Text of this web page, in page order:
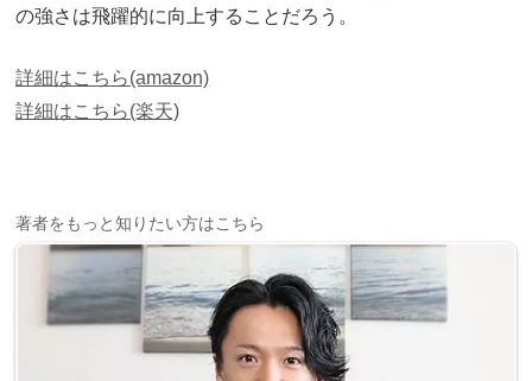
の強さは飛躍的に向上することだろう。
詳細はこちら(amazon)
詳細はこちら(楽天)
著者をもっと知りたい方はこちら